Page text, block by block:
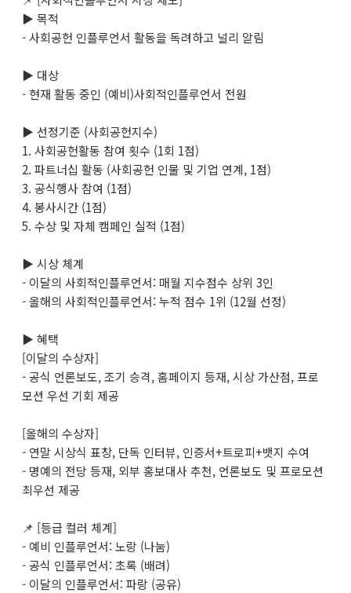
▶ 목적
- 사회공헌 인플루언서 활동을 독려하고 널리 알림
▶ 대상
- 현재 활동 중인 (예비)사회적인플루언서 전원
▶ 선정기준 (사회공헌지수)
1. 사회공헌활동 참여 횟수 (1회 1점)
2. 파트너십 활동 (사회공헌 인물 및 기업 연계, 1점)
3. 공식행사 참여 (1점)
4. 봉사시간 (1점)
5. 수상 및 자체 캠페인 실적 (1점)
▶ 시상 체계
- 이달의 사회적인플루언서: 매월 지수점수 상위 3인
- 올해의 사회적인플루언서: 누적 점수 1위 (12월 선정)
▶ 혜택
[이달의 수상자]
- 공식 언론보도, 조기 승격, 홈페이지 등재, 시상 가산점, 프로
모션 우선 기회 제공
[올해의 수상자]
- 연말 시상식 표창, 단독 인터뷰, 인증서+트로피+뱃지 수여
- 명예의 전당 등재, 외부 홍보대사 추천, 언론보도 및 프로모션
최우선 제공
📌 [등급 컬러 체계]
- 예비 인플루언서: 노랑 (나눔)
- 공식 인플루언서: 초록 (배려)
- 이달의 인플루언서: 파랑 (공유)